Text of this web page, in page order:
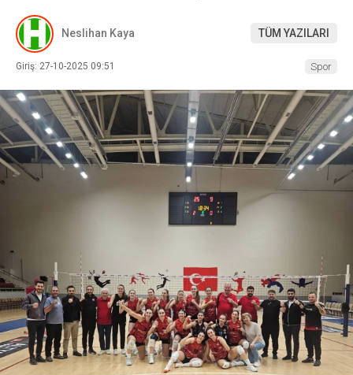
Neslihan Kaya TÜM YAZILARI
Giriş: 27-10-2025 09:51 Spor